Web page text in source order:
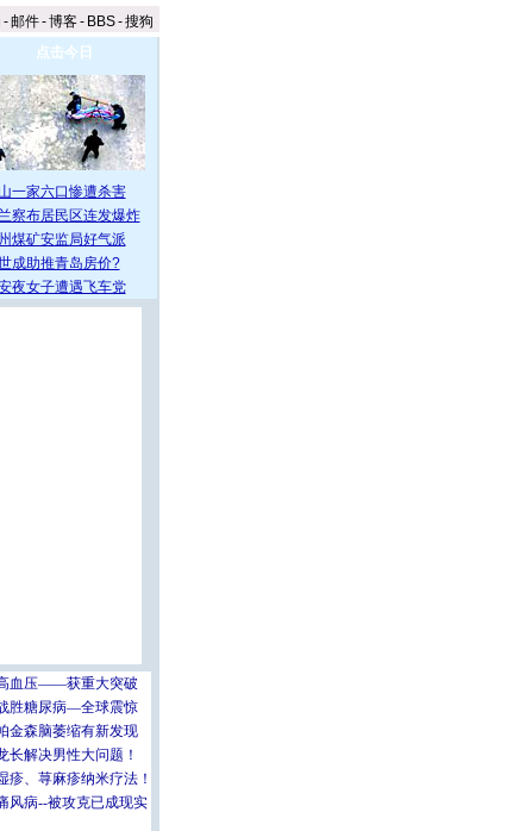
-邮件-博客- BBS-搜狗
点击今日
一家六口惨遭杀害
察布居民区连发爆炸
煤矿安监局好气派
成助推青岛房价?
夜女子遭遇飞车党